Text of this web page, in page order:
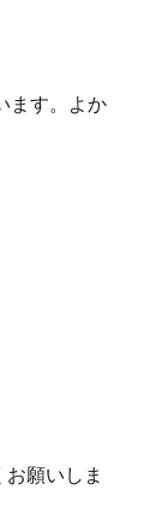
ます。よか
願いしま